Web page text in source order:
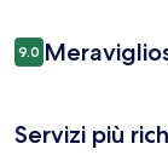
Recensioni
9.09.0 su 10
Servizi più